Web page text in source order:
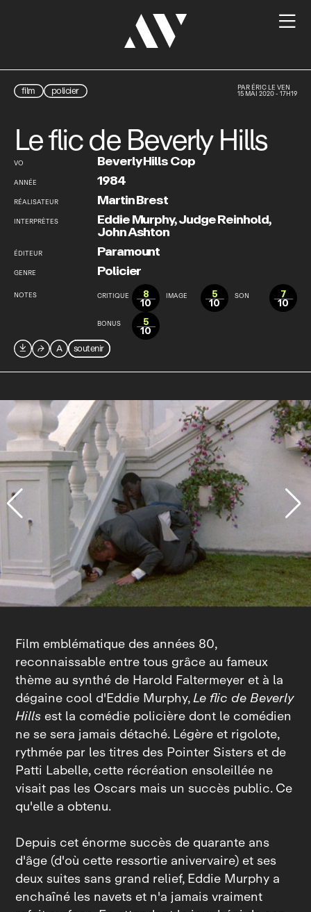

film policier PAR ÉRIC LE VEN
15 MAI 2020 - 17H19
Le flic de Beverly Hills
VO Beverly Hills Cop
ANNÉE 1984
RÉALISATEUR Martin Brest
INTERPRÈTES Eddie Murphy,Judge Reinhold,
John Ashton
ÉDITEUR Paramount
GENRE Policier
NOTES CRITIQUE 8
10
IMAGE 5
10
SON 7
10
BONUS 5
10

⮫ A soutenir
Film emblématique des années 80,
reconnaissable entre tous grâce au fameux
thème au synthé de Harold Faltermeyer et à la
dégaine cool d'Eddie Murphy,Le flic de Beverly
Hills est la comédie policière dont le comédien
ne se sera jamais détaché. Légère et rigolote,
rythmée par les titres des Pointer Sisters et de
Patti Labelle, cette récréation ensoleillée ne
visait pas les Oscars mais un succès public. Ce
qu'elle a obtenu.
Depuis cet énorme succès de quarante ans
d'âge (d'où cette ressortie anivervaire) et ses
deux suites sans grand relief, Eddie Murphy a
enchaîné les navets et n'a jamais vraiment